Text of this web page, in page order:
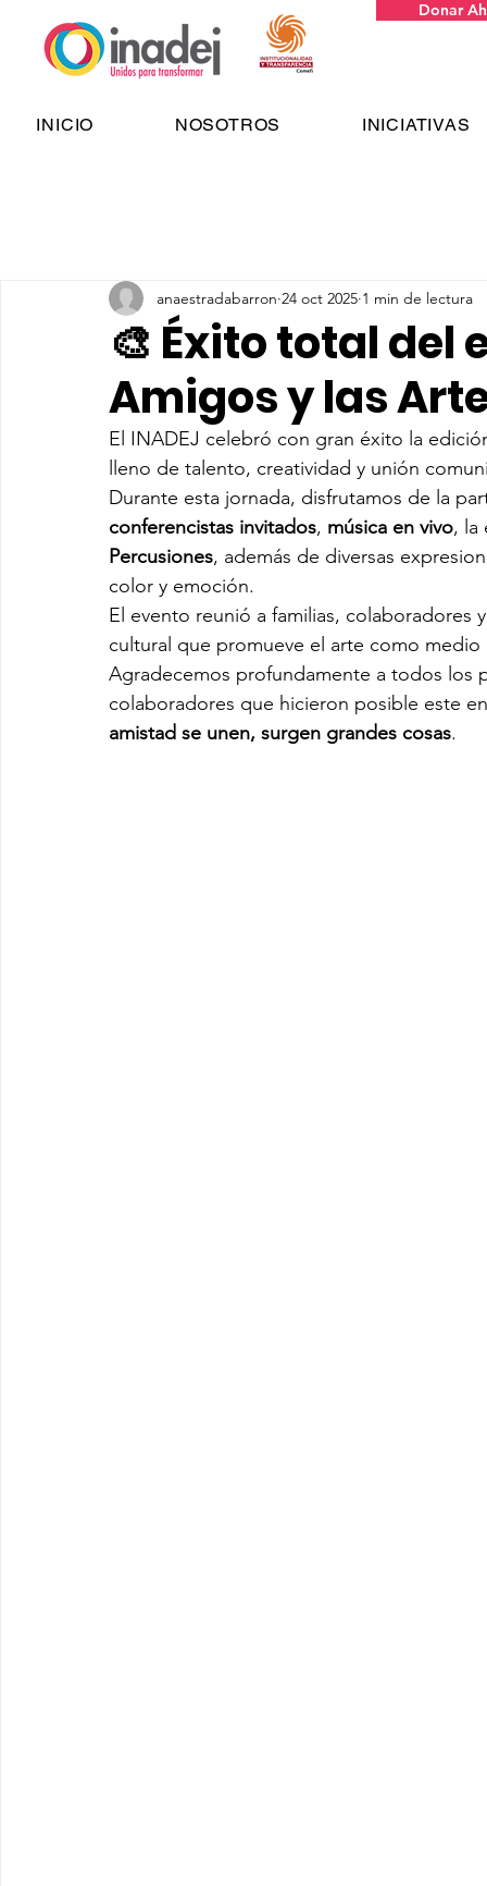
Donar
INICIO NOSOTROS INICIATIVAS
🎨 Éxito total del
Amigos y las
anaestradabarron 24 oct 2025 1 min de lectura
El INADEJ celebró con gran éxito la
lleno de talento, creatividad y unión
Durante esta jornada, disfrutamos de la
conferencistas invitados, música en vivo, la
Percusiones, además de diversas
color y emoción.
El evento reunió a familias, colaboradores
cultural que promueve el arte como
Agradecemos profundamente a todos los
colaboradores que hicieron posible este
amistad se unen, surgen grandes cosas.